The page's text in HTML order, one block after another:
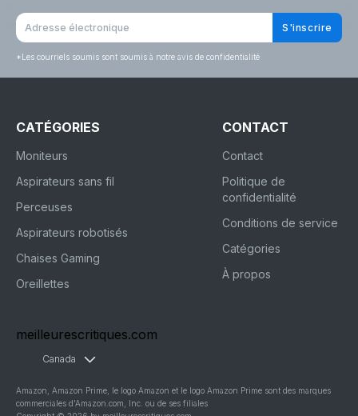
S'inscrire
*Les courriels soumis sont soumis à notre avis de confidentialité
CATÉGORIES
Moniteurs
Aspirateurs sans fil
Perceuses
Aspirateurs robotisés
Chaises Gaming
Oreillettes
CONTACT
Contact
Politique de
confidentialité
Conditions de service
Catégories
À propos
meilleurescritiques.com
Canada
Amazon, Amazon Prime, le logo Amazon et le logo Amazon Prime sont des marques
commerciales d'Amazon.com, Inc. ou de ses filiales